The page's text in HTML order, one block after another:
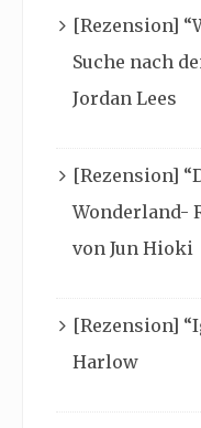
[Rezension]
Suche nach
Jordan Lees
[Rezension]
Wonderland-
von Jun Hioki
[Rezension]
Harlow